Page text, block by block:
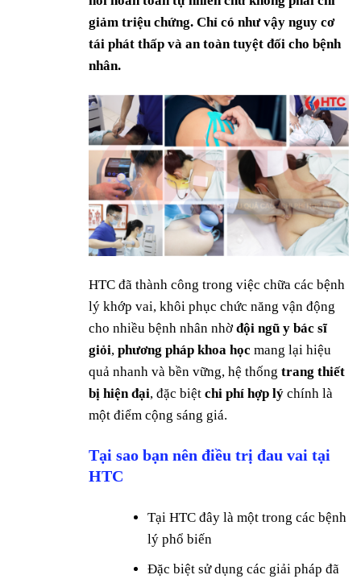
giảm triệu chứng. Chỉ có như vậy nguy cơ
tái phát thấp và an toàn tuyệt đối cho bệnh
nhân.
HTC đã thành công trong việc chữa các bệnh
lý khớp vai, khôi phục chức năng vận động
cho nhiều bệnh nhân nhờđội ngũ y bác sĩ
giỏi,phương pháp khoa học mang lại hiệu
quả nhanh và bền vững, hệ thốngtrang thiết
bị hiện đại, đặc biệtchi phí hợp lý chính là
một điểm cộng sáng giá.
Tại sao bạn nên điều trị đau vai tại
HTC
Tại HTC đây là một trong các bệnh
lý phổ biến
Đặc biệt sử dụng các giải pháp đã